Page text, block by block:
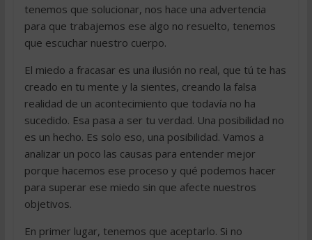
tenemos que solucionar, nos hace una advertencia
para que trabajemos ese algo no resuelto, tenemos
que escuchar nuestro cuerpo.
El miedo a fracasar es una ilusión no real, que tú te has
creado en tu mente y la sientes, creando la falsa
realidad de un acontecimiento que todavía no ha
sucedido. Esa pasa a ser tu verdad. Una posibilidad no
es un hecho. Es solo eso, una posibilidad. Vamos a
analizar un poco las causas para entender mejor
porque hacemos ese proceso y qué podemos hacer
para superar ese miedo sin que afecte nuestros
objetivos.
En primer lugar, tenemos que aceptarlo. Si no